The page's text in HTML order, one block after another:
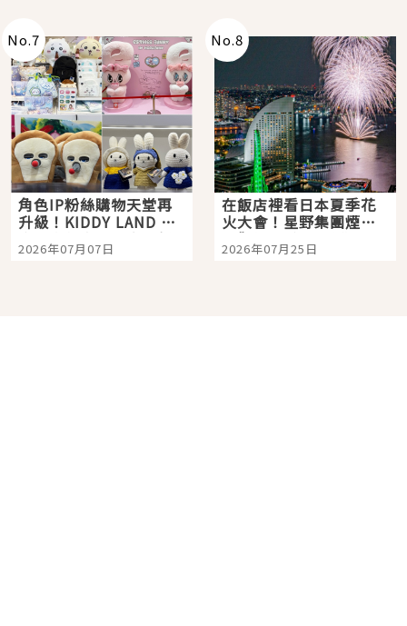
No.7
角色IP粉絲購物天堂再
升級！KIDDY LAND 原
宿店吉伊卡哇迎客，新
開幕 OMOKADO 店3分
2026年07月07日
No.8
在飯店裡看日本夏季花
火大會！星野集團煙火
景觀飯店6選，讓你不用
人擠人悠閒欣賞
2026年07月25日